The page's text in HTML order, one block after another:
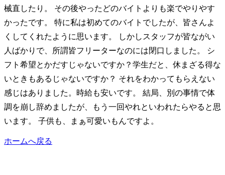
械直したり。 その後やったどのバイトよりも楽でやりやす
かったです。 特に私は初めてのバイトでしたが、皆さんよ
くしてくれたように思います。 しかしスタッフが皆ながい
人ばかりで、所謂皆フリーターなのには閉口しました。 シ
フト希望とかだすじゃないですか？学生だと、休まざる得な
いときもあるじゃないですか？ それをわかってもらえない
感じはありました。時給も安いです。 結局、別の事情で体
調を崩し辞めましたが、もう一回やれといわれたらやると思
います。 子供も、まぁ可愛いもんですよ。
ホームへ戻る